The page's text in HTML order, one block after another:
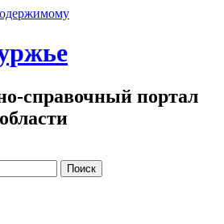
справочный портал